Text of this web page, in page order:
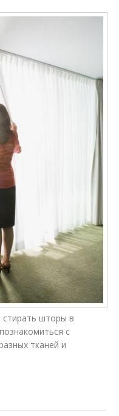
стирать шторы в
с
тканей и